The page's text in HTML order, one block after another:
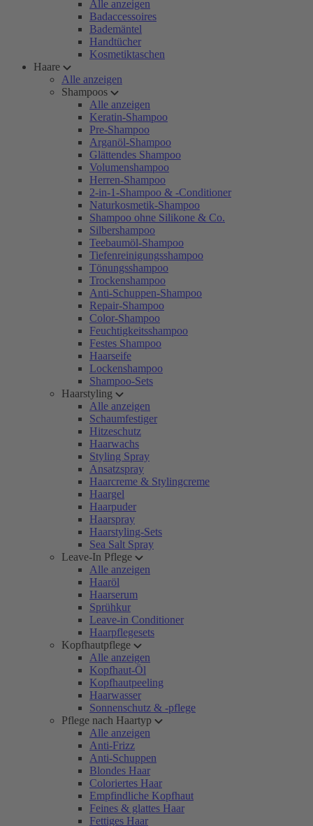
Alle anzeigen
Badaccessoires
Bademäntel
Handtücher
Kosmetiktaschen
Haare
Alle anzeigen
Shampoos
Alle anzeigen
Keratin-Shampoo
Pre-Shampoo
Arganöl-Shampoo
Glättendes Shampoo
Volumenshampoo
Herren-Shampoo
2-in-1-Shampoo & -Conditioner
Naturkosmetik-Shampoo
Shampoo ohne Silikone & Co.
Silbershampoo
Teebaumöl-Shampoo
Tiefenreinigungsshampoo
Tönungsshampoo
Trockenshampoo
Anti-Schuppen-Shampoo
Repair-Shampoo
Color-Shampoo
Feuchtigkeitsshampoo
Festes Shampoo
Haarseife
Lockenshampoo
Shampoo-Sets
Haarstyling
Alle anzeigen
Schaumfestiger
Hitzeschutz
Haarwachs
Styling Spray
Ansatzspray
Haarcreme & Stylingcreme
Haargel
Haarpuder
Haarspray
Haarstyling-Sets
Sea Salt Spray
Leave-In Pflege
Alle anzeigen
Haaröl
Haarserum
Sprühkur
Leave-in Conditioner
Haarpflegesets
Kopfhautpflege
Alle anzeigen
Kopfhaut-Öl
Kopfhautpeeling
Haarwasser
Sonnenschutz & -pflege
Pflege nach Haartyp
Alle anzeigen
Anti-Frizz
Anti-Schuppen
Blondes Haar
Coloriertes Haar
Empfindliche Kopfhaut
Feines & glattes Haar
Fettiges Haar